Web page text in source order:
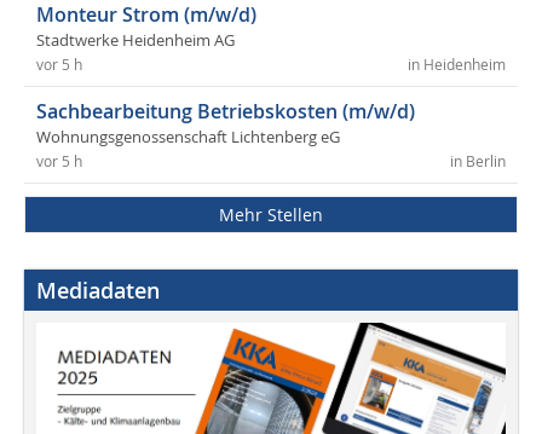
Monteur Strom (m/w/d)
Stadtwerke Heidenheim AG
in Heidenheim
vor 5 h
Sachbearbeitung Betriebskosten (m/w/d)
Wohnungsgenossenschaft Lichtenberg eG
in Berlin
vor 5 h
Mehr Stellen
Mediadaten